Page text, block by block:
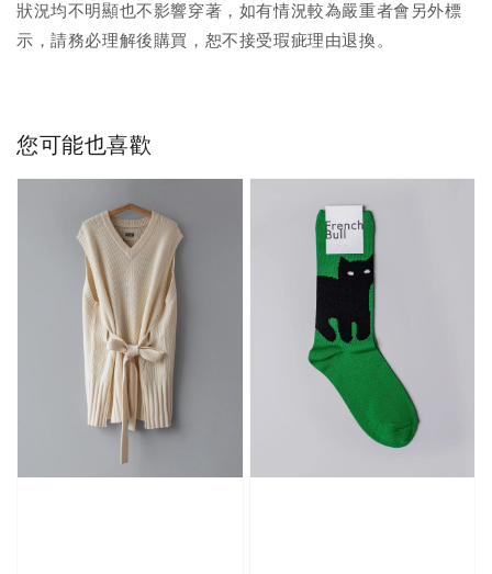
狀況均不明顯也不影響穿著，如有情況較為嚴重者會另外標
示，請務必理解後購買，恕不接受瑕疵理由退換。
您可能也喜歡